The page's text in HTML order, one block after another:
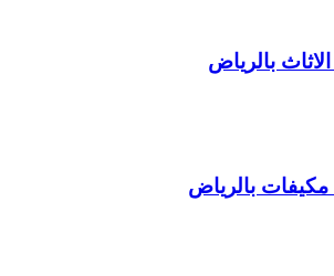
بالرياض
بالرياض